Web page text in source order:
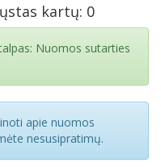
kartų: 0
Nuomos sutarties
apie nuomos
nesusipratimų.